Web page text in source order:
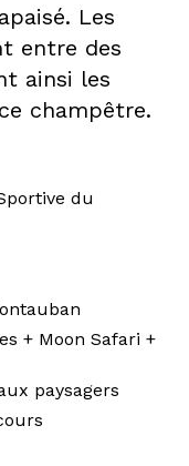
Les
entre des
ainsi les
champêtre.
du
+ Moon Safari +
paysagers